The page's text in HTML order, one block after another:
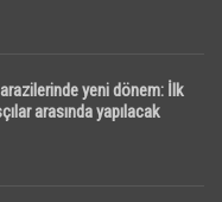
yeni dönem: İlk
arasında yapılacak